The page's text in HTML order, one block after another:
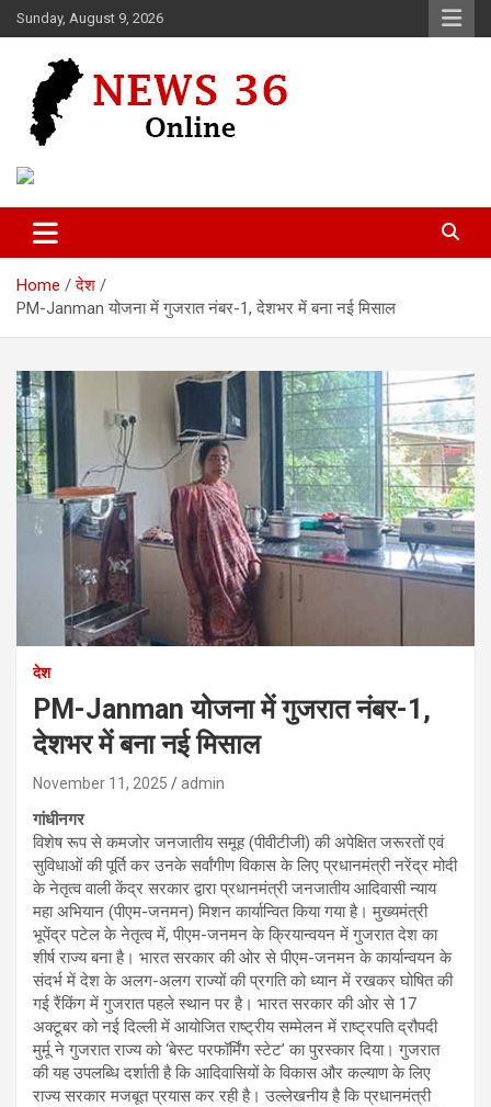
Skip
to
Sunday, August 9, 2026
News 36
Home
देश
PM-Janman योजना में गुजरात नंबर-1, देशभर में बना नई मिसाल
देश
PM-Janman योजना में गुजरात नंबर-1,
देशभर में बना नई मिसाल
November 11, 2025 admin
गांधीनगर
विशेष रूप से कमजोर जनजातीय समूह (पीवीटीजी) की अपेक्षित जरूरतों एवं
सुविधाओं की पूर्ति कर उनके सर्वांगीण विकास के लिए प्रधानमंत्री नरेंद्र मोदी
के नेतृत्व वाली केंद्र सरकार द्वारा प्रधानमंत्री जनजातीय आदिवासी न्याय
महा अभियान (पीएम-जनमन) मिशन कार्यान्वित किया गया है। मुख्यमंत्री
भूपेंद्र पटेल के नेतृत्व में, पीएम-जनमन के क्रियान्वयन में गुजरात देश का
शीर्ष राज्य बना है। भारत सरकार की ओर से पीएम-जनमन के कार्यान्वयन के
संदर्भ में देश के अलग-अलग राज्यों की प्रगति को ध्यान में रखकर घोषित की
गई रैंकिंग में गुजरात पहले स्थान पर है। भारत सरकार की ओर से 17
अक्टूबर को नई दिल्ली में आयोजित राष्ट्रीय सम्मेलन में राष्ट्रपति द्रौपदी
मुर्मू ने गुजरात राज्य को ‘बेस्ट परफॉर्मिंग स्टेट’ का पुरस्कार दिया। गुजरात
की यह उपलब्धि दर्शाती है कि आदिवासियों के विकास और कल्याण के लिए
राज्य सरकार मजबूत प्रयास कर रही है। उल्लेखनीय है कि प्रधानमंत्री